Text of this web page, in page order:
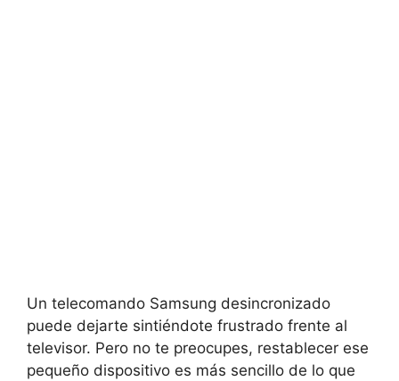
Un telecomando Samsung desincronizado
puede dejarte sintiéndote frustrado frente al
televisor. Pero no te preocupes, restablecer ese
pequeño dispositivo es más sencillo de lo que